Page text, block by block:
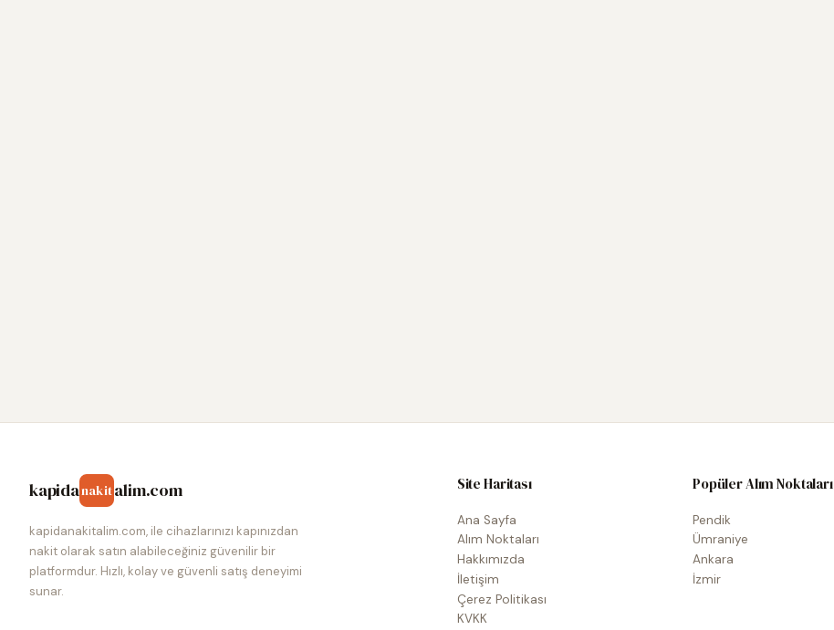
kapidanakitalim.com
kapidanakitalim.com, ile cihazlarınızı kapınızdan
nakit olarak satın alabileceğiniz güvenilir bir
platformdur. Hızlı, kolay ve güvenli satış deneyimi
sunar.
Site Haritası
Ana Sayfa
Alım Noktaları
Hakkımızda
İletişim
Çerez Politikası
KVKK
Popüler Alım Noktaları
Pendik
Ümraniye
Ankara
İzmir